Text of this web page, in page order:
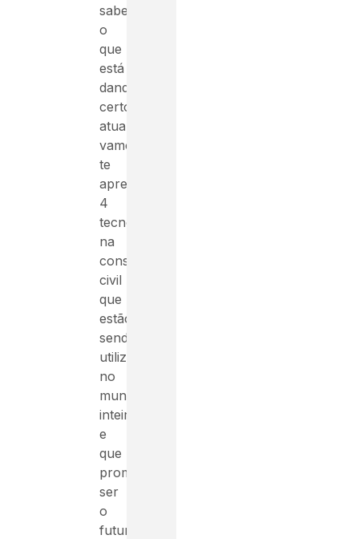
saber
o
que
está
dando
certo
atualmente,
vamos
te
apresentar
4
tecnologias
na
construção
civil
que
estão
sendo
utilizadas
no
mundo
inteiro
e
que
prometem
ser
o
futuro